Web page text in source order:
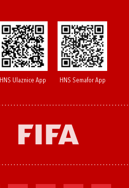
HNS Ulaznice App HNS Semafor App